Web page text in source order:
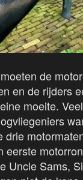
de
en de rijders
moeite.
eerste
Uncle Sams,